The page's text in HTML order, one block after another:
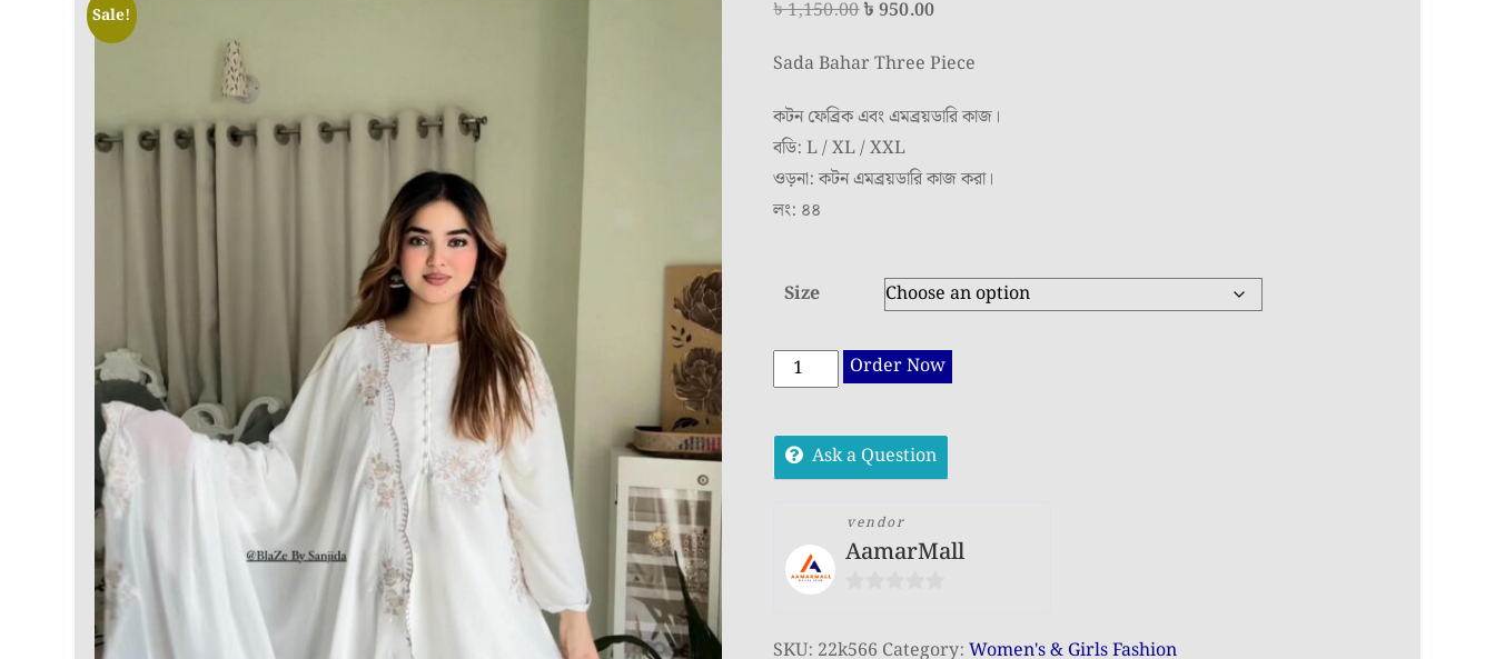
Sale! ৳1,150.00Original
was:
৳ 1,150.00.
৳950.00Current
is:
৳ 950.00.
Sada Bahar Three Piece
কটন ফেব্রিক এবং এমব্রয়ডারি কাজ।
বডি: L / XL / XXL
ওড়না: কটন এমব্রয়ডারি কাজ করা।
লং: ৪৪
Size
Sada
Bahar
Piece
for
স্টাইলিশ
বাহার
Order Now
Ask a Question
vendor
AamarMall
SKU: 22k566 Category:Women's & Girls Fashion